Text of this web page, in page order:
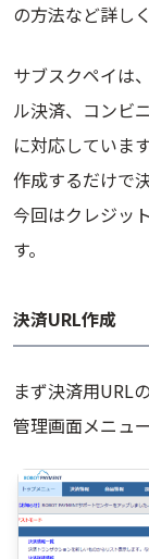
の方法など詳し
サブスクペイは
ル決済、コンビ
に対応していま
作成するだけで
今回はクレジッ
す。
決済URL作成
まず決済用URL
管理画面メニュ